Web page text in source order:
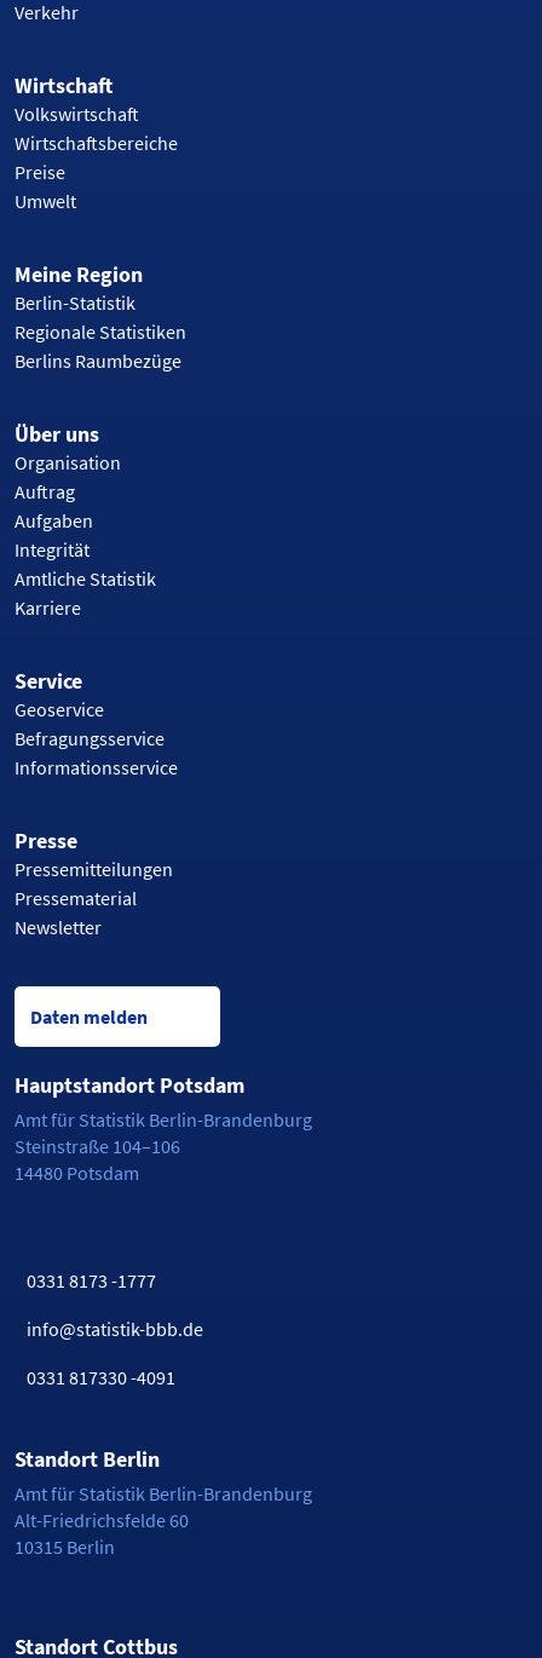
Verkehr
Wirtschaft
Volkswirtschaft
Wirtschaftsbereiche
Preise
Umwelt
Meine Region
Berlin-Statistik
Regionale Statistiken
Berlins Raumbezüge
Über uns
Organisation
Auftrag
Aufgaben
Integrität
Amtliche Statistik
Karriere
Service
Geoservice
Befragungsservice
Informationsservice
Presse
Pressemitteilungen
Pressematerial
Newsletter
Daten melden
Hauptstandort Potsdam
Amt für Statistik Berlin-Brandenburg
Steinstraße 104–106
14480 Potsdam
0331 8173 -1777
info@statistik-bbb.de
0331 817330 -4091
Standort Berlin
Amt für Statistik Berlin-Brandenburg
Alt-Friedrichsfelde 60
10315 Berlin
Standort Cottbus